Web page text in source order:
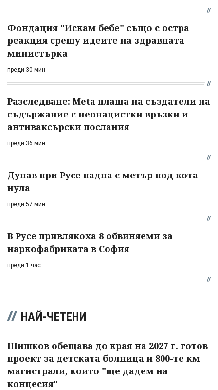
Фондация "Искам бебе" също с остра
реакция срещу идеите на здравната
министърка
преди 30 мин
Разследване: Meta плаща на създатели на
съдържание с неонацистки връзки и
антиваксърски послания
преди 36 мин
Дунав при Русе падна с метър под кота
нула
преди 57 мин
В Русе привлякоха 8 обвиняеми за
наркофабриката в София
преди 1 час
НАЙ-ЧЕТЕНИ
Шишков обещава до края на 2027 г. готов
проект за детската болница и 800-те км
магистрали, които "ще дадем на
концесия"